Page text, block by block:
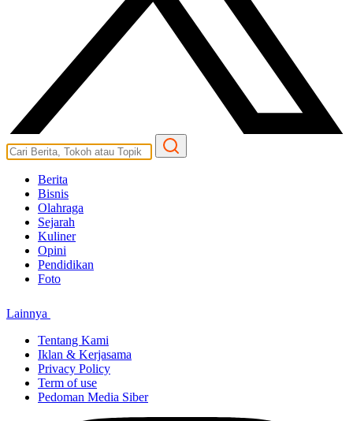
Berita
Bisnis
Olahraga
Sejarah
Kuliner
Opini
Pendidikan
Foto
Lainnya
Tentang Kami
Iklan & Kerjasama
Privacy Policy
Term of use
Pedoman Media Siber